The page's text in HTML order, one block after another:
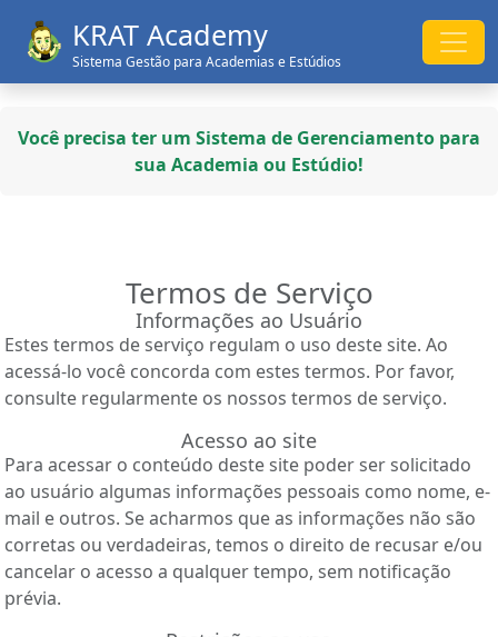
KRAT Academy
Sistema Gestão para Academias e Estúdios
Você precisa ter um Sistema de Gerenciamento para
sua Academia ou Estúdio!
Termos de Serviço
Informações ao Usuário
Estes termos de serviço regulam o uso deste site. Ao
acessá-lo você concorda com estes termos. Por favor,
consulte regularmente os nossos termos de serviço.
Acesso ao site
Para acessar o conteúdo deste site poder ser solicitado
ao usuário algumas informações pessoais como nome, e-
mail e outros. Se acharmos que as informações não são
corretas ou verdadeiras, temos o direito de recusar e/ou
cancelar o acesso a qualquer tempo, sem notificação
prévia.